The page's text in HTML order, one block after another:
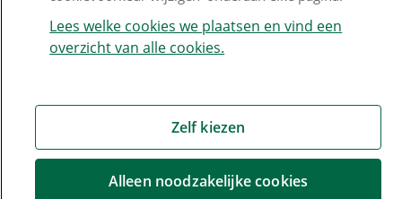
Disclaimer en copyright
Lees welke cookies we plaatsen en vind een
overzicht van alle cookies.
Zelf kiezen
Alleen noodzakelijke cookies